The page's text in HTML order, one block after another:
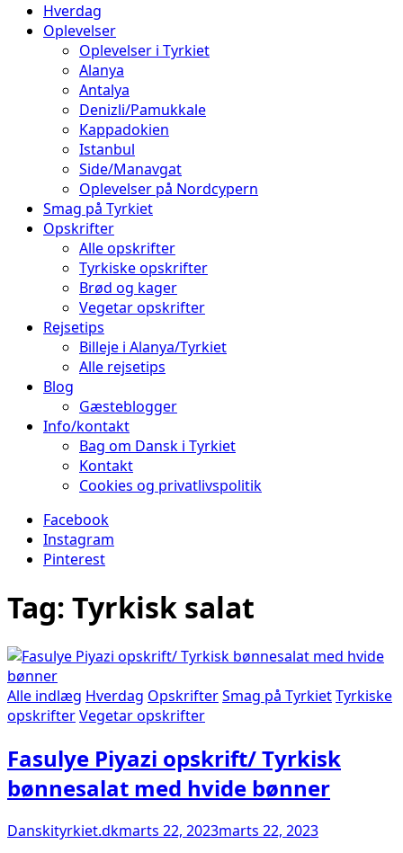
Hverdag
Oplevelser
Oplevelser i Tyrkiet
Alanya
Antalya
Denizli/Pamukkale
Kappadokien
Istanbul
Side/Manavgat
Oplevelser på Nordcypern
Smag på Tyrkiet
Opskrifter
Alle opskrifter
Tyrkiske opskrifter
Brød og kager
Vegetar opskrifter
Rejsetips
Billeje i Alanya/Tyrkiet
Alle rejsetips
Blog
Gæsteblogger
Info/kontakt
Bag om Dansk i Tyrkiet
Kontakt
Cookies og privatlivspolitik
Facebook
Instagram
Pinterest
Tag: Tyrkisk salat
Alle indlæg Hverdag OpskrifterSmag på TyrkietTyrkiske
opskrifterVegetar opskrifter
Fasulye Piyazi opskrift/ Tyrkisk
bønnesalat med hvide bønner
Danskityrkiet.dkmarts 22, 2023marts 22, 2023